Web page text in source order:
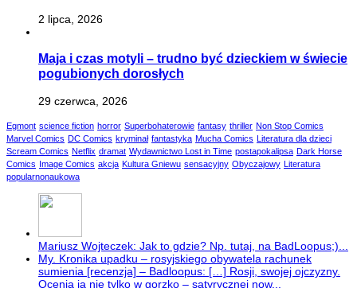
2 lipca, 2026
Maja i czas motyli – trudno być dzieckiem w świecie
pogubionych dorosłych
29 czerwca, 2026
Egmont science fiction horror Superbohaterowie fantasy thriller Non Stop Comics
Marvel Comics DC Comics kryminał fantastyka Mucha Comics Literatura dla dzieci
Scream Comics Netflix dramat Wydawnictwo Lost in Time postapokalipsa Dark Horse
Comics Image Comics akcja Kultura Gniewu sensacyjny Obyczajowy Literatura
popularnonaukowa
Mariusz Wojteczek: Jak to gdzie? Np. tutaj, na BadLoopus;)...
My. Kronika upadku – rosyjskiego obywatela rachunek
sumienia [recenzja] – Badloopus: […] Rosji, swojej ojczyzny.
Ocenia ją nie tylko w gorzko – satyrycznej now...